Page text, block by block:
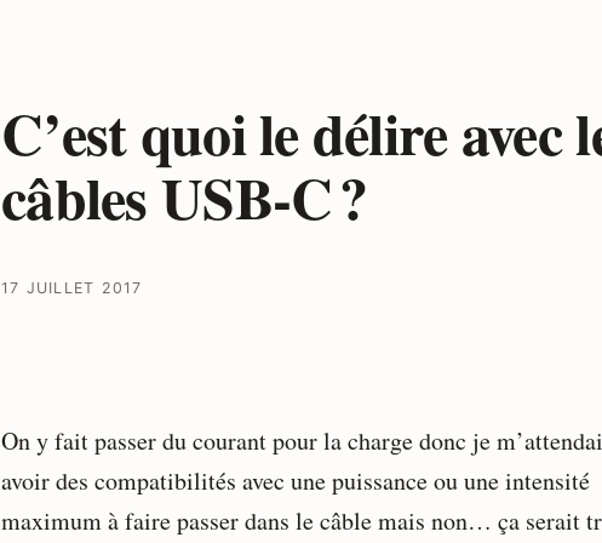
C’est quoi le délire avec
câbles USB-C ?
17 JUILLET 2017
On y fait passer du courant pour la charge donc je
avoir des compatibilités avec une puissance ou une intensité
maximum à faire passer dans le câble mais non… ça serait